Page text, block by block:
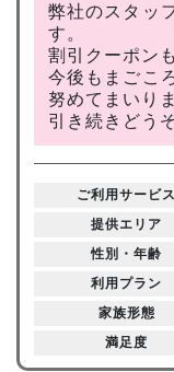
弊社のスタッ
す。
割引クーポン
今後もまごこ
努めてまいり
引き続きどう
ご利用サービス
提供エリア
性別・年齢
利用プラン
家族形態
満足度